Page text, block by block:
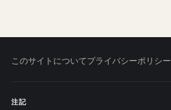
このサイトについてプライバシーポリシー
注記